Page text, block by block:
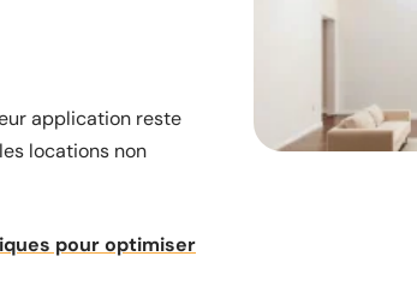
application reste
locations non
pour optimiser